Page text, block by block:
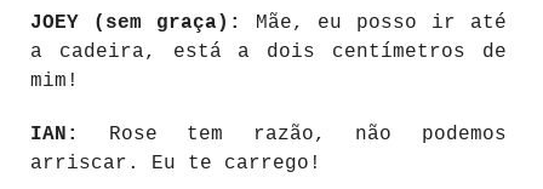
JOEY (sem graça):
Mãe, eu posso ir até
a cadeira, está a dois centímetros de
mim!
IAN:
Rose tem razão, não podemos
arriscar. Eu te carrego!